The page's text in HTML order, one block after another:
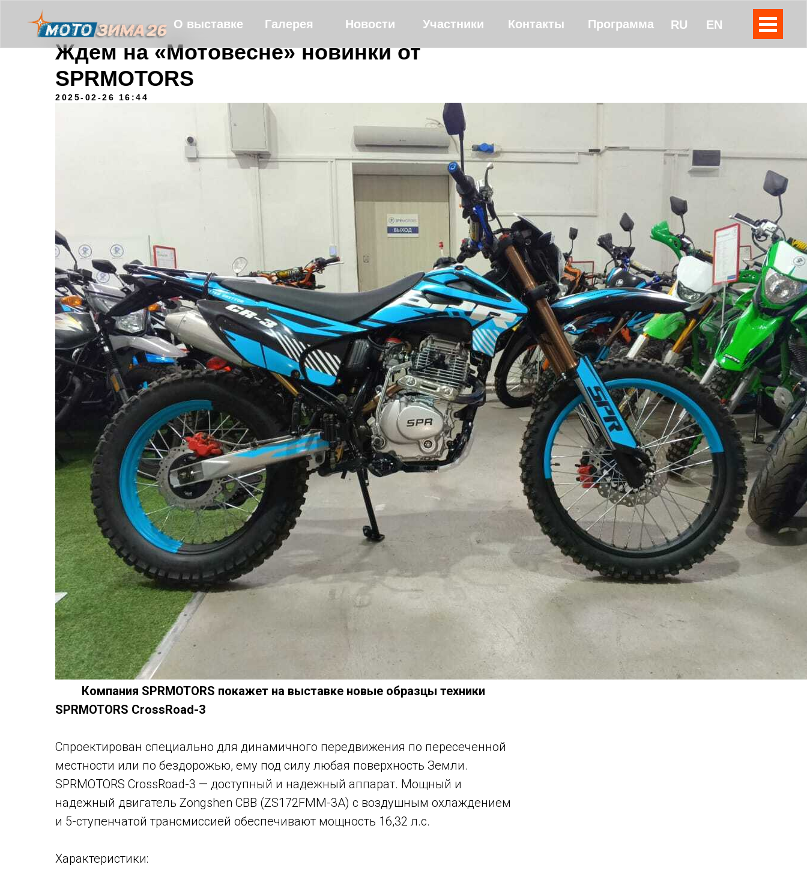
Контакты
Новости
Галерея
О выставке Участники RU EN
Программа
Ждем на «Мотовесне» новинки от
SPRMOTORS
2025-02-26 16:44
Компания SPRMOTORS покажет на выставке новые образцы техники
SPRMOTORS CrossRoad-3
Спроектирован специально для динамичного передвижения по пересеченной
местности или по бездорожью, ему под силу любая поверхность Земли.
SPRMOTORS CrossRoad-3 — доступный и надежный аппарат. Мощный и
надежный двигатель Zongshen CBB (ZS172FMM-3A) с воздушным охлаждением
и 5-ступенчатой трансмиссией обеспечивают мощность 16,32 л.с.
Характеристики: